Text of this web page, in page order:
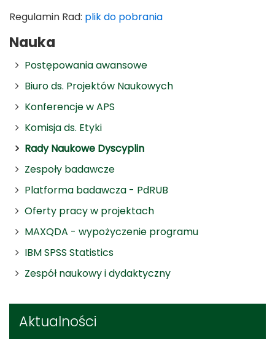
Nauka
Postępowania awansowe
Biuro ds. Projektów Naukowych
Konferencje w APS
Komisja ds. Etyki
Rady Naukowe Dyscyplin
Zespoły badawcze
Platforma badawcza - PdRUB
Oferty pracy w projektach
MAXQDA - wypożyczenie programu
IBM SPSS Statistics
Zespół naukowy i dydaktyczny
Aktualności
Regulamin Rad: plik do pobrania